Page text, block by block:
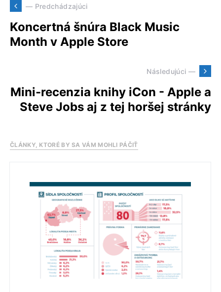
— Predchádzajúci
Koncertná šnúra Black Music
Month v Apple Store
Následujúci —
Mini-recenzia knihy iCon - Apple a
Steve Jobs aj z tej horšej stránky
ČLÁNKY, KTORÉ BY SA VÁM MOHLI PÁČIŤ